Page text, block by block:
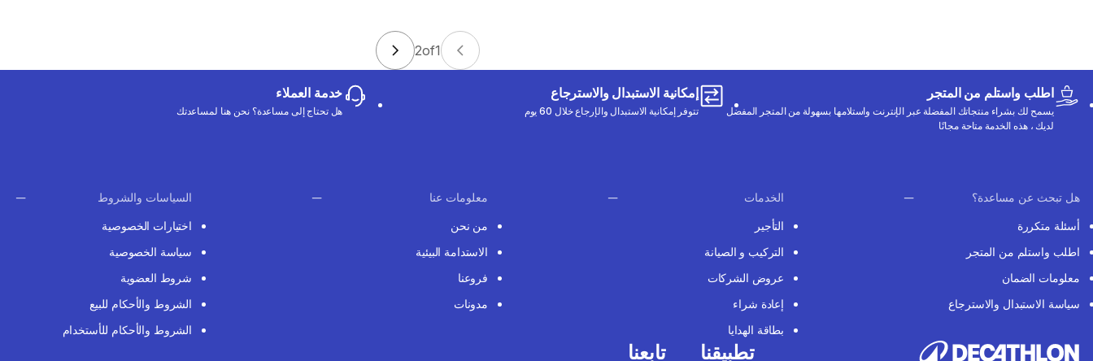
1
of
2
اطلب واستلم من المتجر
يسمح لك بشراء منتجاتك المفضلة عبر الإنترنت واستلامها بسهولة من المتجر المفضل
لديك ، هذه الخدمة متاحة مجانًا
إمكانية الاستبدال والاسترجاع
تتوفر إمكانية الاستبدال والإرجاع خلال 60 يوم
خدمة العملاء
هل تحتاج إلى مساعدة؟ نحن هنا لمساعدتك
هل تبحث عن مساعدة؟
أسئلة متكررة
اطلب واستلم من المتجر
معلومات الضمان
سياسة الاستبدال والاسترجاع
الخدمات
التأجير
التركيب و الصيانة
عروض الشركات
إعادة شراء
بطاقة الهدايا
معلومات عنا
من نحن
الاستدامة البيئية
فروعنا
مدونات
السياسات والشروط
اختيارات الخصوصية
سياسة الخصوصية
شروط العضوية
الشروط والأحكام للبيع
الشروط والأحكام للأستخدام
تطبيقنا تابعنا